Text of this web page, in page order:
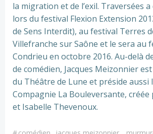
la migration et de l’exil. Traversées
lors du festival Flexion Extension
de Sens Interdit), au festival Terres
Villefranche sur Saône et le sera au
Condrieu en octobre 2016. Au-delà
de comédien, Jacques Meizonnier
du Théâtre de Lune et préside aussi
Compagnie La Bouleversante,
et Isabelle Thevenoux.